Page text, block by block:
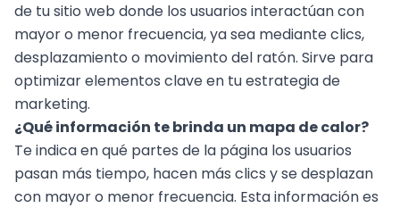
de tu sitio web donde los usuarios interactúan con
mayor o menor frecuencia, ya sea mediante clics,
desplazamiento o movimiento del ratón. Sirve para
optimizar elementos clave en tu estrategia de
marketing.
¿Qué información te brinda un mapa de calor?
Te indica en qué partes de la página los usuarios
pasan más tiempo, hacen más clics y se desplazan
con mayor o menor frecuencia. Esta información es